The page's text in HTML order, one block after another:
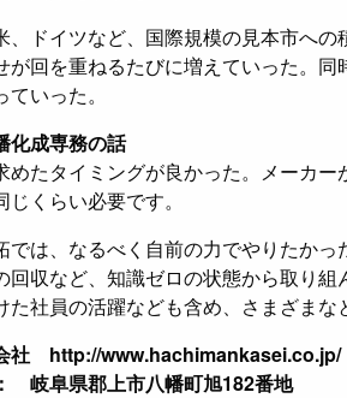
、ドイツなど、国際規模の見本市へ
が回を重ねるたびに増えていった。
いった。
化成専務の話
めたタイミングが良かった。メーカ
くらい必要です。
では、なるべく自前の力でやりたか
回収など、知識ゼロの状態から取り
た社員の活躍なども含め、さまざまな
社 http://www.hachimankasei.co.jp/
岐阜県郡上市八幡町旭182番地